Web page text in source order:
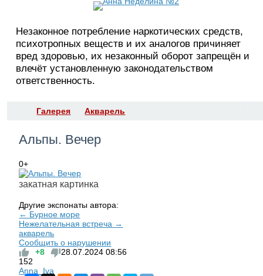
Незаконное потребление наркотических средств,
психотропных веществ и их аналогов причиняет
вред здоровью, их незаконный оборот запрещён и
влечёт установленную законодательством
ответственность.
Галерея Акварель
Альпы. Вечер
0+
закатная картинка
Другие экспонаты автора:
← Бурное море
Нежелательная встреча →
акварель
Сообщить о нарушении
+8
28.07.2024 08:56
152
Anna_Iva